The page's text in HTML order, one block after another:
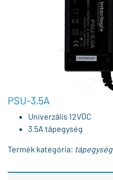
PSU-3.5A
Univerzális 12VDC
3.5A tápegység
Termék kategória: tápegység